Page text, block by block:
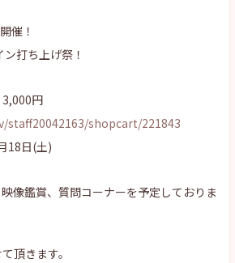
催！
打ち上げ祭！
円
shopcart/221843
18日(土)
像鑑賞、質問コーナーを予定しておりま
頂きます。